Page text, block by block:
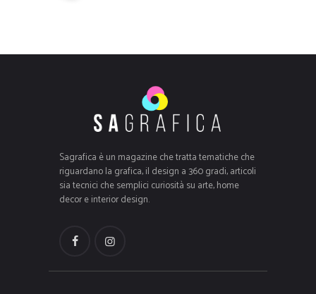
Sagrafica è un magazine che tratta tematiche che
riguardano la grafica, il design a 360 gradi, articoli
sia tecnici che semplici curiosità su arte, home
decor e interior design.